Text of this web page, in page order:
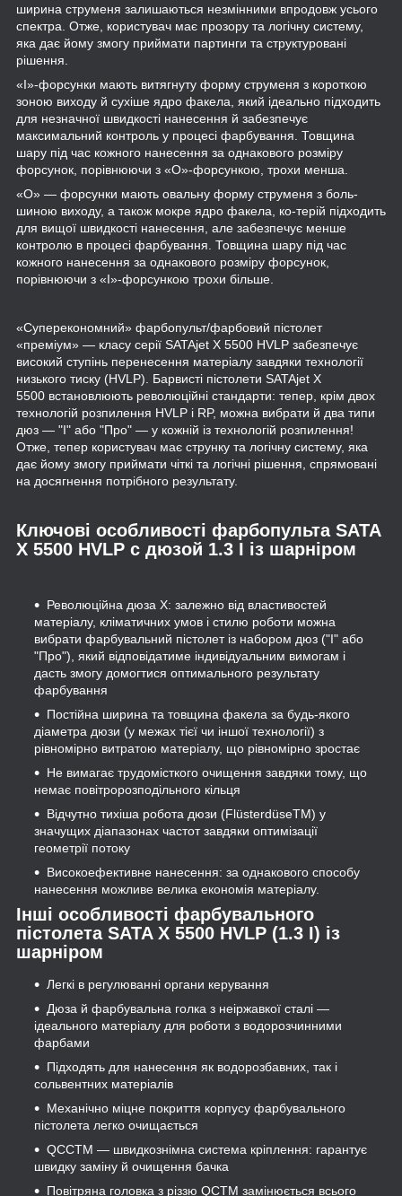
ширина струменя залишаються незмінними впродовж усього
спектра. Отже, користувач має прозору та логічну систему,
яка дає йому змогу приймати партинги та структуровані
рішення.
«I»-форсунки мають витягнуту форму струменя з короткою
зоною виходу й сухіше ядро факела, який ідеально підходить
для незначної швидкості нанесення й забезпечує
максимальний контроль у процесі фарбування. Товщина
шару під час кожного нанесення за однакового розміру
форсунок, порівнюючи з «O»-форсункою, трохи менша.
«O» — форсунки мають овальну форму струменя з боль-
шиною виходу, а також мокре ядро факела, ко-терій підходить
для вищої швидкості нанесення, але забезпечує менше
контролю в процесі фарбування. Товщина шару під час
кожного нанесення за однакового розміру форсунок,
порівнюючи з «I»-форсункою трохи більше.
«Суперекономний» фарбопульт/фарбовий пістолет
«преміум» — класу серії SATAjet X 5500 HVLP забезпечує
високий ступінь перенесення матеріалу завдяки технології
низького тиску (HVLP). Барвисті пістолети SATAjet X
5500 встановлюють революційні стандарти: тепер, крім двох
технологій розпилення HVLP і RP, можна вибрати й два типи
дюз — "I" або "Про" — у кожній із технологій розпилення!
Отже, тепер користувач має струнку та логічну систему, яка
дає йому змогу приймати чіткі та логічні рішення, спрямовані
на досягнення потрібного результату.
Ключові особливості фарбопульта SATA
X 5500 HVLP с дюзой 1.3 I із шарніром
Революційна дюза X: залежно від властивостей
матеріалу, кліматичних умов і стилю роботи можна
вибрати фарбувальний пістолет із набором дюз ("I" або
"Про"), який відповідатиме індивідуальним вимогам і
дасть змогу домогтися оптимального результату
фарбування
Постійна ширина та товщина факела за будь-якого
діаметра дюзи (у межах тієї чи іншої технології) з
рівномірно витратою матеріалу, що рівномірно зростає
Не вимагає трудомісткого очищення завдяки тому, що
немає повітророзподільного кільця
Відчутно тихіша робота дюзи (FlüsterdüseTM) у
значущих діапазонах частот завдяки оптимізації
геометрії потоку
Високоефективне нанесення: за однакового способу
нанесення можливе велика економія матеріалу.
Інші особливості фарбувального
пістолета SATA X 5500 HVLP (1.3 I) із
шарніром
Легкі в регулюванні органи керування
Дюза й фарбувальна голка з неіржавкої сталі —
ідеального матеріалу для роботи з водорозчинними
фарбами
Підходять для нанесення як водорозбавних, так і
сольвентних матеріалів
Механічно міцне покриття корпусу фарбувального
пістолета легко очищається
QCCTM — швидкознімна система кріплення: гарантує
швидку заміну й очищення бачка
Повітряна головка з різзю QCTM замінюється всього